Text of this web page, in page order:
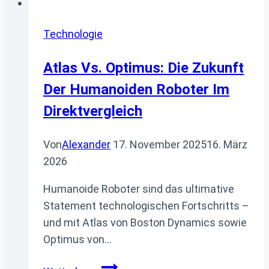
Technologie
Atlas Vs. Optimus: Die Zukunft
Der Humanoiden Roboter Im
Direktvergleich
VonAlexander 17. November 202516. März
2026
Humanoide Roboter sind das ultimative
Statement technologischen Fortschritts –
und mit Atlas von Boston Dynamics sowie
Optimus von…
Atlas